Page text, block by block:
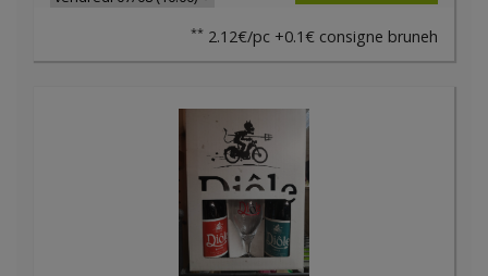
** 2.12€/pc +0.1€ consigne bruneh